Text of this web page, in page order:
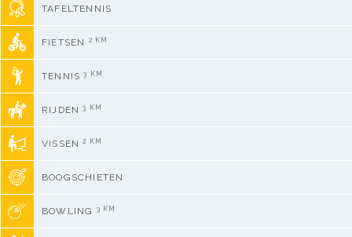
TAFELTENNIS
FIETSEN 2 KM
TENNIS3 KM
RIJDEN3 KM
VISSEN2 KM
BOOGSCHIETEN
BOWLING 3 KM